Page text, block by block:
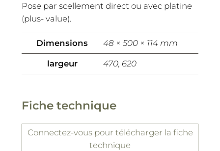
Pose par scellement direct ou avec platine
(plus- value).
Dimensions 48 × 500 × 114 mm
largeur 470, 620
Fiche technique
Connectez-vouspour télécharger la fiche
technique